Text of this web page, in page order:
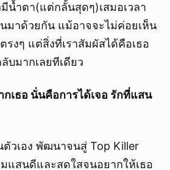
มีน้ำตา(แต่กลั้นสุดๆ)เสมอเวลา
มาด้วยกัน แม้อาจจะไม่ค่อยเห็น
งๆ แต่สิ่งที่เราสัมผัสได้คือเธอ
บมากเลยทีเดียว
เธอ นั่นคือการได้เจอ รักที่แสน
ตัวเอง พัฒนาจนสู่ Top Killer
แสนดีและสดใสจนอยากให้เธอ